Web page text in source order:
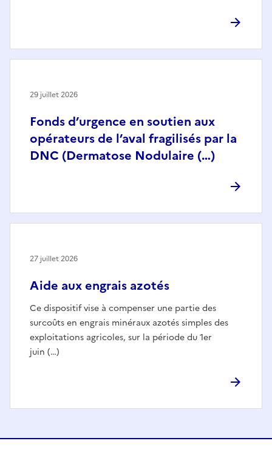
Fonds d’urgence en soutien aux
opérateurs de l’aval fragilisés par la
DNC (Dermatose Nodulaire (…)
29 juillet 2026
Aide aux engrais azotés
Ce dispositif vise à compenser une partie des
surcoûts en engrais minéraux azotés simples des
exploitations agricoles, sur la période du 1er
juin (…)
27 juillet 2026